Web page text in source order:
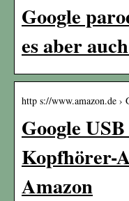
Google
es aber
http s://www.amazon.de
Google
Kopfhörer-
Amazon